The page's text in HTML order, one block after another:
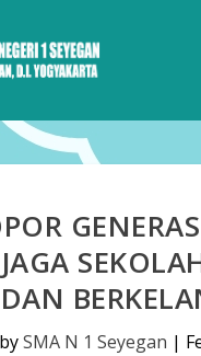
SMA N 1 Seyegan |